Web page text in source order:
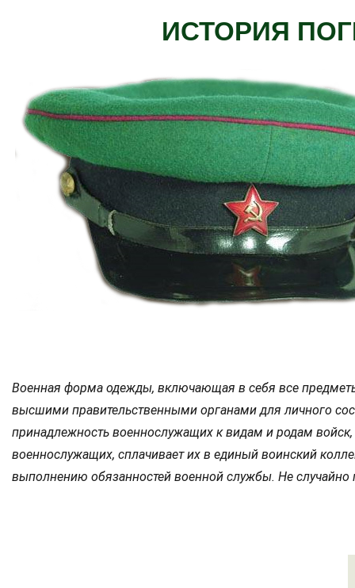
ИСТОРИЯ
Военная форма одежды, включающая в себя все
высшими правительственными органами для личного
принадлежность военнослужащих к видам и родам
военнослужащих, сплачивает их в единый воинский
выполнению обязанностей военной службы. Не случайно